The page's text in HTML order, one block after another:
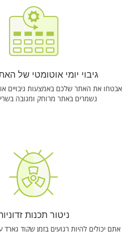
גיבוי יומי אוטומטי של
אבטחו את האתר שלכם באמצעות גיבויים
נשמרים באתר מרוחק ומגובה
ניטור תכנות
אתם יכולים להיות רגועים בזמן שקוד גארד